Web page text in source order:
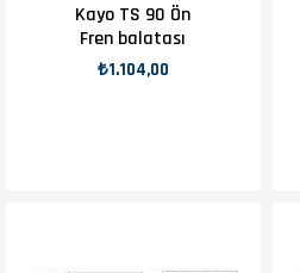
Kayo TS 90 Ön
Fren balatası
₺1.104,00